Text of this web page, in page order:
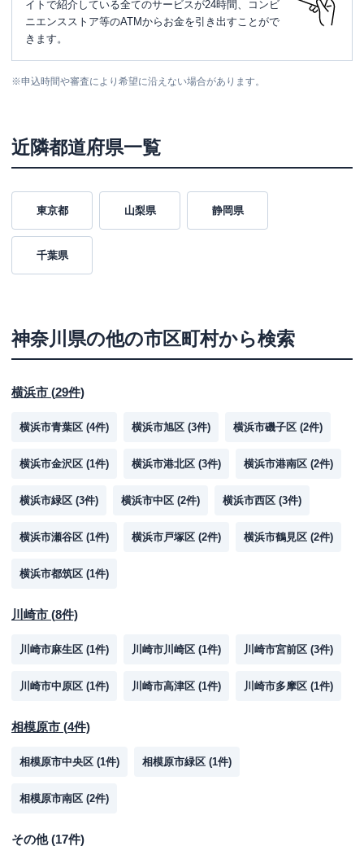
イトで紹介している全てのサービスが24時間、コンビ
ニエンスストア等のATMからお金を引き出すことがで
きます。
※申込時間や審査により希望に沿えない場合があります。
近隣都道府県一覧
東京都 山梨県 静岡県
千葉県
神奈川県の他の市区町村から検索
横浜市 (29件)
横浜市青葉区 (4件) 横浜市旭区 (3件) 横浜市磯子区 (2件)
横浜市金沢区 (1件) 横浜市港北区 (3件) 横浜市港南区 (2件)
横浜市緑区 (3件) 横浜市中区 (2件) 横浜市西区 (3件)
横浜市瀬谷区 (1件) 横浜市戸塚区 (2件) 横浜市鶴見区 (2件)
横浜市都筑区 (1件)
川崎市 (8件)
川崎市麻生区 (1件) 川崎市川崎区 (1件) 川崎市宮前区 (3件)
川崎市中原区 (1件) 川崎市高津区 (1件) 川崎市多摩区 (1件)
相模原市 (4件)
相模原市中央区 (1件) 相模原市緑区 (1件)
相模原市南区 (2件)
その他(17件)